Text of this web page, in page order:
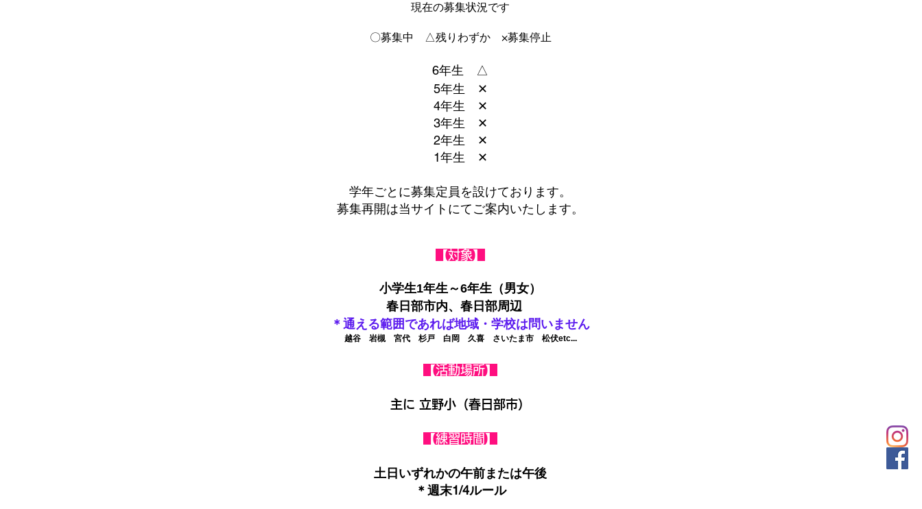
現在の募集状況です
〇募集中 △残りわずか ×募集停止
6年生 △
5年生 ✕
4年生 ✕
3年生 ✕
2年生 ✕
1年生 ✕
学年ごとに募集定員を設けております。
募集再開は当サイトにてご案内いたします。​
【対象】
小学生1年生～6年生（男女）
春日部市内、春日部周辺
＊通える範囲であれば地域・学校は問いません
越谷 岩槻 宮代 杉戸 白岡 久喜 さいたま市 松伏etc...
【活動場所】
主に 立野小（春日部市）
【練習時間】
土日いずれかの午前または午後
＊週末1/4ルール